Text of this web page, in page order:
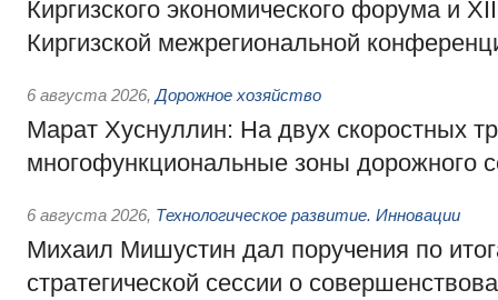
Киргизского экономического форума и
Киргизской межрегиональной
6 августа 2026, Дорожное хозяйство
Марат Хуснуллин: На двух скоростных
многофункциональные зоны дорожного
6 августа 2026, Технологическое развитие. Инновации
Михаил Мишустин дал поручения по
стратегической сессии о